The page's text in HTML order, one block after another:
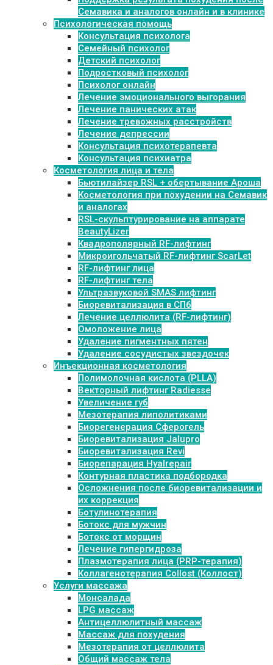
Семавика и аналогов онлайн и в клинике
Психологическая помощь
Консультация психолога
Семейный психолог
Детский психолог
Подростковый психолог
Психолог онлайн
Лечение эмоционального выгорания
Лечение панических атак
Лечение тревожных расстройств
Лечение депрессии
Консультация психотерапевта
Консультация психиатра
Косметология лица и тела
Бьютилайзер RSL + обертывание Ароша
Косметология при похудении на Семавик
и аналогах
RSL-скульптурирование на аппарате
BeautyLizer
Квадрополярный RF-лифтинг
Микроигольчатый RF-лифтинг ScarLet
RF-лифтинг лица
RF-лифтинг тела
Ультразвуковой SMAS лифтинг
Биоревитализация в СПб
Лечение целлюлита (RF-лифтинг)
Омоложение лица
Удаление пигментных пятен
Удаление сосудистых звездочек
Инъекционная косметология
Полимолочная кислота (PLLA)
Векторный лифтинг Radiesse
Увеличение губ
Мезотерапия липолитиками
Биорегенерация Сферогель
Биоревитализация Jalupro
Биоревитализация Revi
Биорепарация Hyalrepair
Контурная пластика подбородка
Осложнения после биоревитализации и
их коррекция
Ботулинотерапия
Ботокс для мужчин
Ботокс от морщин
Лечение гипергидроза
Плазмотерапия лица (PRP-терапия)
Коллагенотерапия Collost (Коллост)
Услуги массажа
Монсалада
LPG массаж
Антицеллюлитный массаж
Массаж для похудения
Мезотерапия от целлюлита
Общий массаж тела